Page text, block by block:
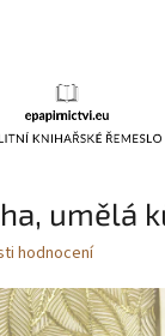
umělá
hodnocení